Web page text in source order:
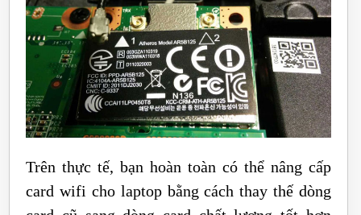
Trên thực tế, bạn hoàn toàn có thể nâng cấp
card wifi cho laptop bằng cách thay thế dòng